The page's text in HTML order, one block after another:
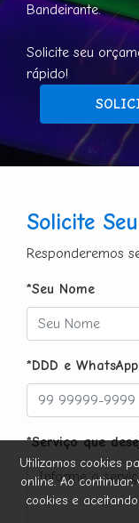
Bandeirante.
Solicite seu
rápido!
Solicite
Responderemos
*Seu Nome
*DDD e WhatsApp
*Serviço que
Utilizamos cookies
online. Ao
cookies e